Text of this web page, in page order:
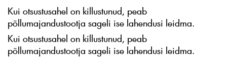
Kui otsustusahel on killustunud, peab
põllumajandustootja sageli ise lahendusi leidma.
Kui otsustusahel on killustunud, peab
põllumajandustootja sageli ise lahendusi leidma.